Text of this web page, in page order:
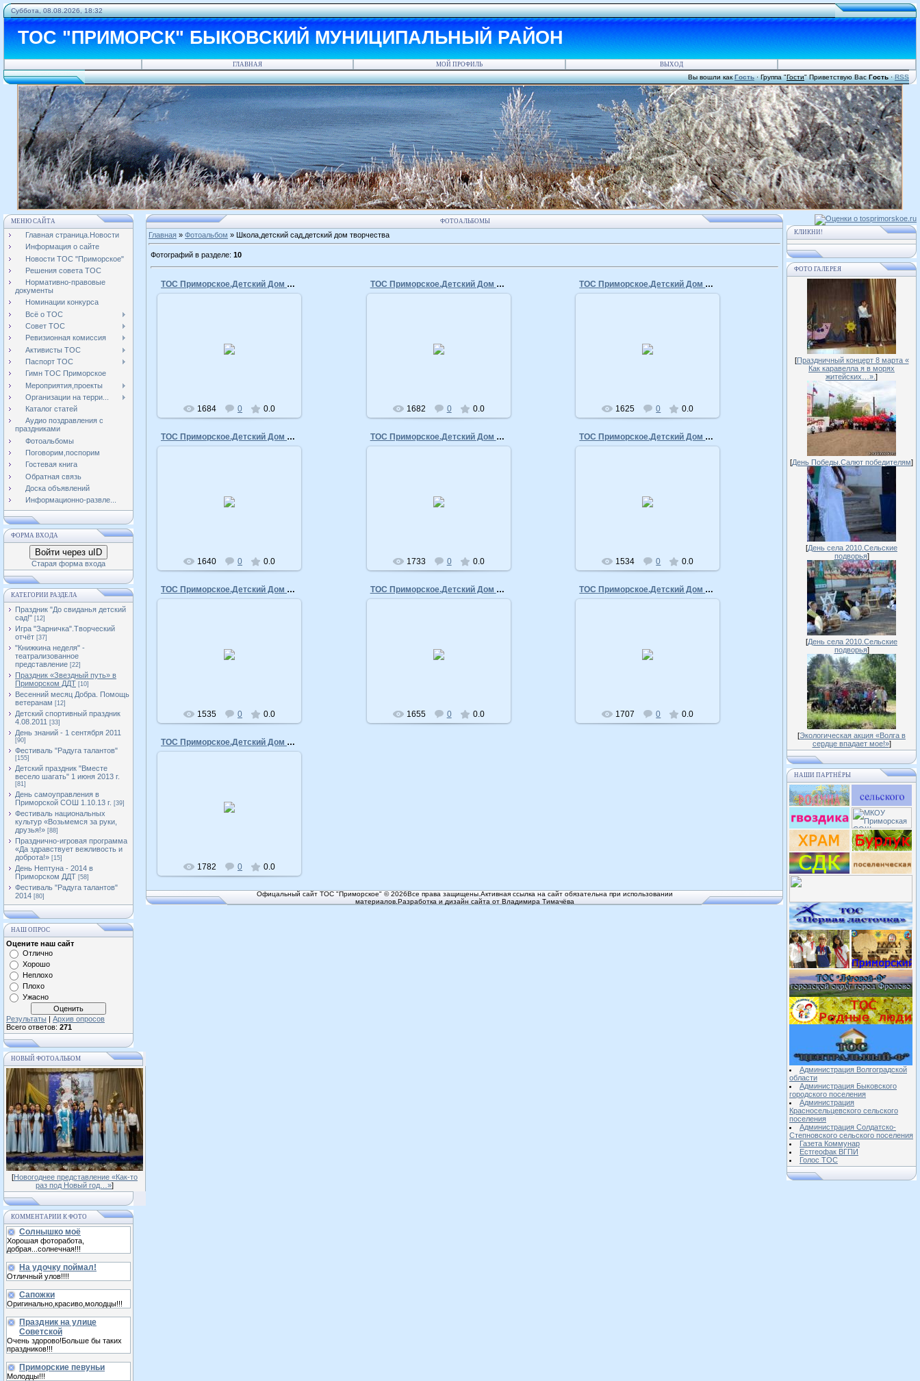
Суббота, 08.08.2026, 18:32
ТОС "ПРИМОРСК" БЫКОВСКИЙ МУНИЦИПАЛЬНЫЙ РАЙОН
ГЛАВНАЯ МОЙ ПРОФИЛЬ ВЫХОД
Вы вошли как Гость·Группа"Гости"Приветствую ВасГость·RSS
МЕНЮ САЙТА
Главная страница.Новости
Информация о сайте
Новости ТОС "Приморское"
Решения совета ТОС
Нормативно-правовые
документы
Номинации конкурса
Всё о ТОС
Совет ТОС
Ревизионная комиссия
Активисты ТОС
Паспорт ТОС
Гимн ТОС Приморское
Мероприятия,проекты
Организации на терри...
Каталог статей
Аудио поздравления с
праздниками
Фотоальбомы
Поговорим,поспорим
Гостевая книга
Обратная связь
Доска объявлений
Информационно-развле...
ФОРМА ВХОДА
Войти через uID
Старая форма входа
КАТЕГОРИИ РАЗДЕЛА
Праздник "До свиданья детский
сад!" [12]
Игра "Зарничка".Творческий
отчёт [37]
"Книжкина неделя" -
театрализованное
представление [22]
Праздник «Звездный путь» в
Приморском ДДТ [10]
Весенний месяц Добра. Помощь
ветеранам [12]
Детский спортивный праздник
4.08.2011 [33]
День знаний - 1 сентября 2011
[90]
Фестиваль "Радуга талантов"
[155]
Детский праздник "Вместе
весело шагать" 1 июня 2013 г.
[81]
День самоуправления в
Приморской СОШ 1.10.13 г. [39]
Фестиваль национальных
культур «Возьмемся за руки,
друзья!» [88]
Празднично-игровая программа
«Да здравствует вежливость и
доброта!» [15]
День Нептуна - 2014 в
Приморском ДДТ [58]
Фестиваль "Радуга талантов"
2014 [80]
НАШ ОПРОС
Оцените наш сайт
Отлично
Хорошо
Неплохо
Плохо
Ужасно
Результаты | Архив опросов
Всего ответов: 271
НОВЫЙ ФОТОАЛЬБОМ
[Новогоднее представление «Как-то
раз под Новый год…»]
КОММЕНТАРИИ К ФОТО
Солнышко моё
Хорошая фоторабота,
добрая...солнечная!!!
На удочку поймал!
Отличный улов!!!!
Сапожки
Оригинально,красиво,молодцы!!!
Праздник на улице
Советской
Очень здорово!Больше бы таких
праздников!!!
Приморские певуньи
Молодцы!!!
ФОТОАЛЬБОМЫ
Главная » Фотоальбом » Школа,детский сад,детский дом творчества
Фотографий в разделе: 10
ТОС Приморское.Детский Дом Творчества
1684 0 0.0
ТОС Приморское.Детский Дом Творчества
1682 0 0.0
ТОС Приморское.Детский Дом Творчества
1625 0 0.0
ТОС Приморское.Детский Дом Творчества
1640 0 0.0
ТОС Приморское.Детский Дом Творчества
1733 0 0.0
ТОС Приморское.Детский Дом Творчества
1534 0 0.0
ТОС Приморское.Детский Дом Творчества
1535 0 0.0
ТОС Приморское.Детский Дом Творчества
1655 0 0.0
ТОС Приморское.Детский Дом Творчества
1707 0 0.0
ТОС Приморское.Детский Дом Творчества
1782 0 0.0
Офицальный сайт ТОС "Приморское" © 2026Все права защищены.Активная ссылка на сайт обязательна при использовании
материалов.Разработка и дизайн сайта от Владимира Тимачёва
КЛИКНИ!
ФОТО ГАЛЕРЕЯ
[Праздничный концерт 8 марта «
Как каравелла я в морях
житейских…». ]
[День Победы.Салют победителям]
[День села 2010.Сельские
подворья]
[День села 2010.Сельские
подворья]
[Экологическая акция «Волга в
сердце впадает мое!»]
НАШИ ПАРТНЁРЫ
Администрация Волгоградской
области
Администрация Быковского
городского поселения
Администрация
Красносельцевского сельского
поселения
Администрация Солдатско-
Степновского сельского поселения
Газета Коммунар
Естгеофак ВГПИ
Голос ТОС